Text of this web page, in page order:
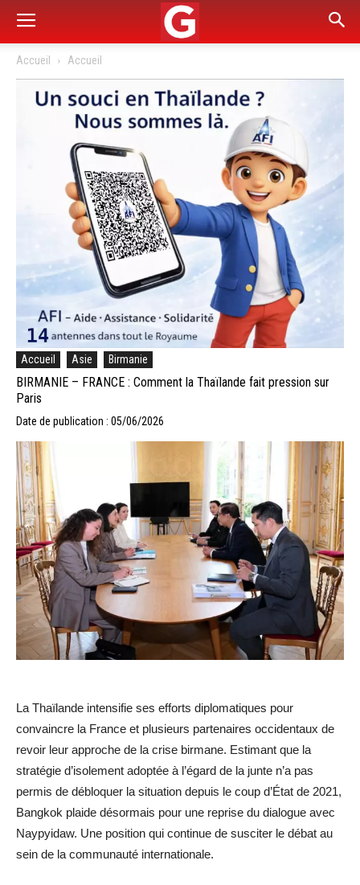
Accueil Accueil
Accueil Asie Birmanie
BIRMANIE – FRANCE : Comment la Thaïlande fait pression sur
Paris
Date de publication : 05/06/2026
La Thaïlande intensifie ses efforts diplomatiques pour
convaincre la France et plusieurs partenaires occidentaux de
revoir leur approche de la crise birmane. Estimant que la
stratégie d’isolement adoptée à l’égard de la junte n’a pas
permis de débloquer la situation depuis le coup d’État de 2021,
Bangkok plaide désormais pour une reprise du dialogue avec
Naypyidaw. Une position qui continue de susciter le débat au
sein de la communauté internationale.